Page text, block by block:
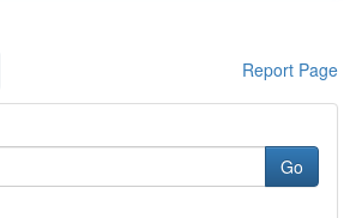
Report Page
Go